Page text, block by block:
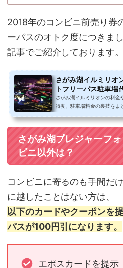
2018年のコンビニ前売り券
ーパスのオトク度につきま
記事でご紹介しております。
さがみ湖イルミリオ
トフリーパス駐車場
さがみ湖イルミリオンの料金
得度、駐車場料金の裏技をま
さがみ湖プレジャーフ
ビニ以外は？
コンビニに寄るのも手間だ
に越したことはない方は、
以下のカードやクーポンを
パスが100円引になります。
エポスカードを提示